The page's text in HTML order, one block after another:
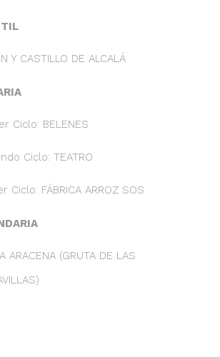
Y CASTILLO DE ALCALÁ
Ciclo: BELENES
Ciclo: TEATRO
Ciclo: FÁBRICA ARROZ SOS
ARACENA (GRUTA DE LAS